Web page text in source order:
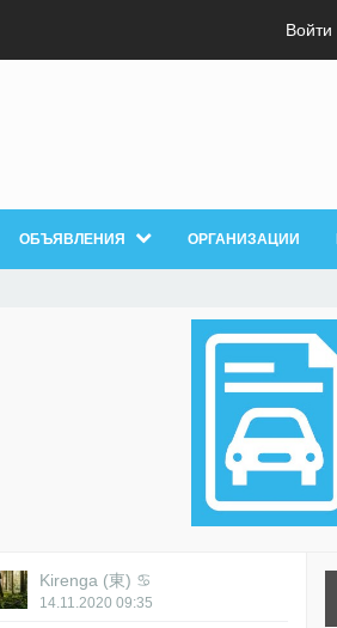
Войти
ОБЪЯВЛЕНИЯ ОРГАНИЗАЦИИ
Kirenga (東) ♋
14.11.2020 09:35